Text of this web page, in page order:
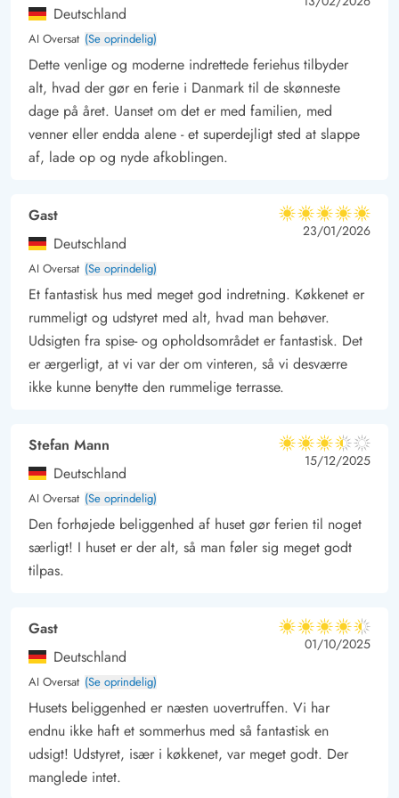
terrasse med læhegn og fin udsigt ud over klitlandskabet.
Der er ikke langt til det rå og betagende Vesterhav, og den
hyggelige badeby Søndervig med alle dets restauranter og
butikker er kun ca. 3 km fra huset.
Deutschland
AI Oversat (Se oprindelig)
Dette venlige og moderne indrettede feriehus tilbyder
alt, hvad der gør en ferie i Danmark til de skønneste
dage på året. Uanset om det er med familien, med
venner eller endda alene - et superdejligt sted at slappe
af, lade op og nyde afkoblingen.
Gast
Deutschland
AI Oversat (Se oprindelig)
5 ud af 5
5 ud af 5
5 out of 5
23/01/2026
Et fantastisk hus med meget god indretning. Køkkenet er
rummeligt og udstyret med alt, hvad man behøver.
Udsigten fra spise- og opholdsområdet er fantastisk. Det
er ærgerligt, at vi var der om vinteren, så vi desværre
ikke kunne benytte den rummelige terrasse.
Stefan Mann
Deutschland
AI Oversat (Se oprindelig)
3.5 ud af 5
3.5 ud af 5
3.5 out of 5
15/12/2025
Den forhøjede beliggenhed af huset gør ferien til noget
særligt! I huset er der alt, så man føler sig meget godt
tilpas.
Gast
Deutschland
AI Oversat (Se oprindelig)
4.5 ud af 5
4.5 ud af 5
4.5 out of 5
01/10/2025
Husets beliggenhed er næsten uovertruffen. Vi har
endnu ikke haft et sommerhus med så fantastisk en
udsigt! Udstyret, især i køkkenet, var meget godt. Der
manglede intet.